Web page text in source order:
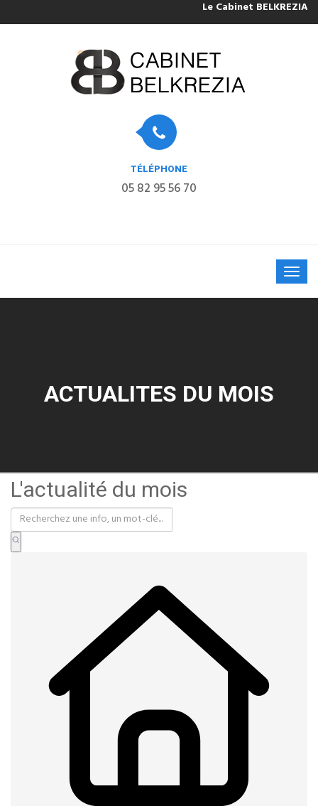
Le Cabinet BELKREZIA
TÉLÉPHONE
05 82 95 56 70
ACTUALITES DU MOIS
L'actualité du mois